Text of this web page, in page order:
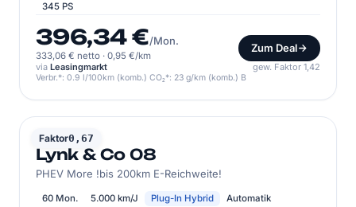
345 PS
396,34 €/Mon.
333,06 € netto · 0,95 €/km
Zum Deal
via Leasingmarkt gew. Faktor 1,42
Verbr.*: 0.9 l/100km (komb.) CO₂*: 23 g/km (komb.) B
Faktor0,67
LYNK & CO
Lynk & Co 08
PHEV More !bis 200km E-Reichweite!
60 Mon. 5.000 km/J Plug-In Hybrid
Automatik